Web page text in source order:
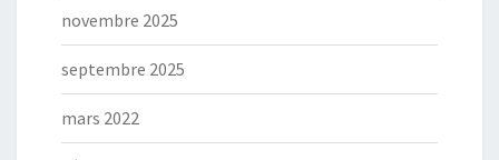
novembre 2025
septembre 2025
mars 2022